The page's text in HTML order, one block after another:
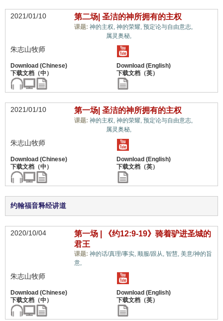
2021/01/10 第二场| 圣洁的神所拥有的主权
课题: 神的主权, 神的荣耀, 预定论与自由意志,
属灵奥秘,
朱志山牧师
2021/01/10 第一场| 圣洁的神所拥有的主权
课题: 神的主权, 神的荣耀, 预定论与自由意志,
属灵奥秘,
朱志山牧师
约翰福音释经讲道
2020/10/04
第一场 | 《约12:9-19》骑着驴进圣城的
君王
课题: 神的话/真理/事实, 顺服/跟从, 智慧, 美意/神的旨
意,
朱志山牧师